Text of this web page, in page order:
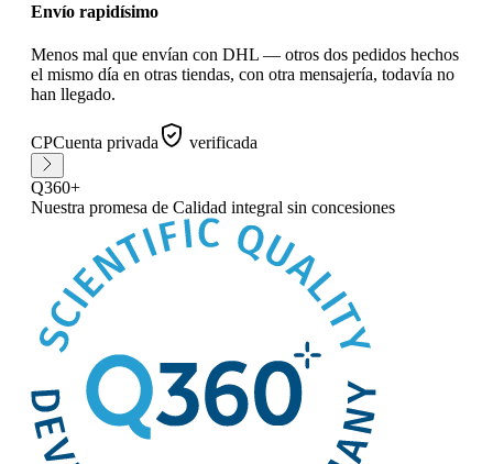
Envío rapidísimo
Menos mal que envían con DHL — otros dos pedidos hechos
el mismo día en otras tiendas, con otra mensajería, todavía no
han llegado.
CPCuenta privada verificada
Q360+
Nuestra promesa de Calidad integral sin concesiones